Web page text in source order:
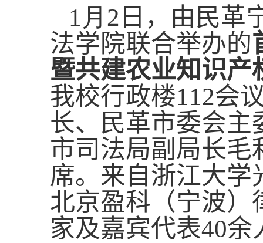
1 月 2 日， 由民革
法学院联合举办的
暨共建农业知识产
我校行政楼112会
长、民革市委会主
市司法局副局长毛
席。 来自浙江大学
北京盈科（宁波）
家及嘉宾代表40余